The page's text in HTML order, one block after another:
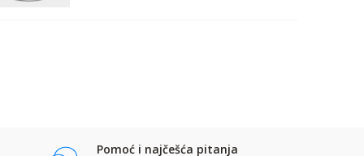
Pomoć i najčešća pitanja